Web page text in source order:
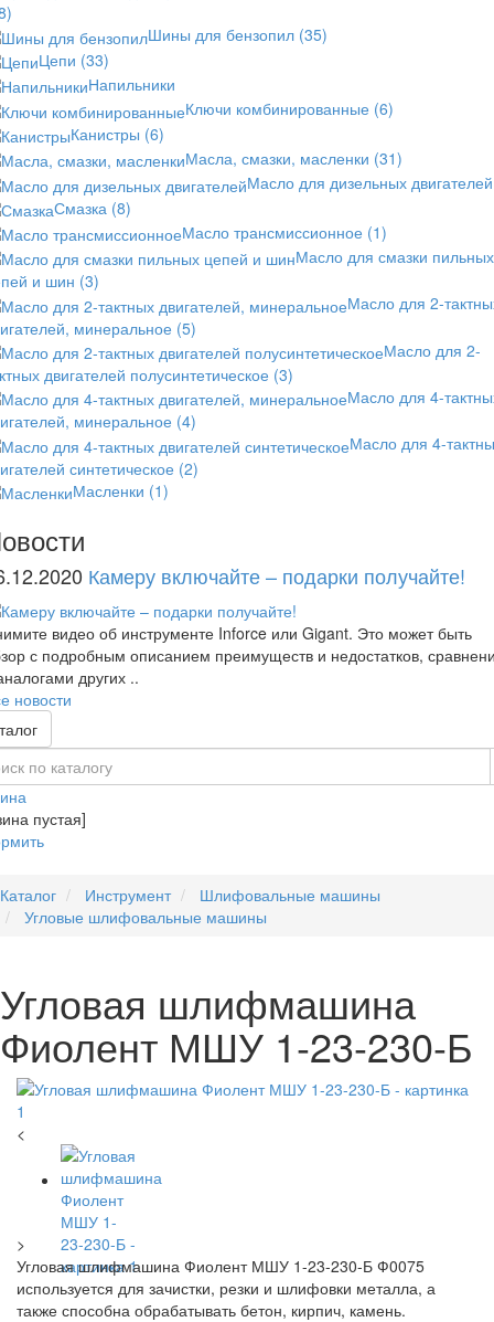
Шины для бензопил (35)
Цепи (33)
Напильники
Ключи комбинированные (6)
Канистры (6)
Масла, смазки, масленки (31)
Масло для дизельных двигателей
Смазка (8)
Масло трансмиссионное (1)
Масло для смазки пильных
и шин (3)
Масло для 2-
минеральное (5)
Масло для 2-
двигателей полусинтетическое (3)
Масло для 4-
минеральное (4)
Масло для 4-
синтетическое (2)
Масленки (1)
Камеру включайте – подарки получайте!
видео об инструменте Inforce или Gigant. Это может быть
с подробным описанием преимуществ и недостатков,
других ..
новости
пустая]
Каталог Инструмент
Шлифовальные машины
Угловые шлифовальные машины
Угловая шлифмашина
Фиолент МШУ 1-23-230-Б
<
>
Угловая шлифмашина Фиолент МШУ 1-23-230-Б Ф0075
используется для зачистки, резки и шлифовки металла, а
также способна обрабатывать бетон, кирпич, камень.